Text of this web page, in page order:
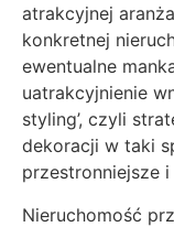
atrakcyjnej
konkretnej
ewentualne
uatrakcyjnienie
styling’, czyli
dekoracji w taki
przestronniejsze
Nieruchomość